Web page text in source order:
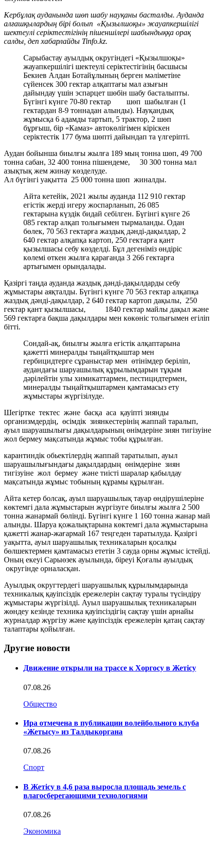
Кербұлақ ауданында шөп шабу науқаны басталды. Ауданда
алғашқылардың бірі болып «Қызылшоқы» жауапкершілігі
шектеулі серіктестігінің пішеншілері шабындыққа орақ
салды, деп хабарлайды Tinfo.kz.
Сарыбастау ауылдық округіндегі «Қызылшоқы»
жауапкершілігі шектеулі серіктестігінің басшысы
Бекиев Алдан Ботайұлының берген мәліметіне
сүйенсек 300 гектар алқаптағы мал азығын
дайындау үшін эспарцет шөбін шабу басталыпты.
Бүгінгі күнге 70-80 гектар шөп шабылған (1
гектардан 8-9 тоннадан алынды). Науқандық
жұмысқа 6 адамды тартып, 5 трактор, 2 шөп
бұрғыш, бір «Камаз» автокөлігімен кіріскен
серіктестік 177 бума шөпті дайындап та үлгеріпті.
Аудан бойынша биылғы жылға 189 мың тонна шөп, 49 700
тонна сабан, 32 400 тонна пішендеме, 30 300 тонна мал
азықтық жем жинау көзделуде.
Ал бүгінгі уақытта 25 000 тонна шөп жиналды.
Айта кетейік, 2021 жылы ауданда 112 910 гектар
егістік жерді игеру жоспарланып, 26 085
гектарына күздік бидай себілген. Бүгінгі күнге 26
085 гектар алқап толығымен тырмаланды. Одан
бөлек, 70 563 гектарға жаздық дәнді-дақылдар, 2
640 гектар алқапқа картоп, 250 гектарға қант
қызылшасы себу көзделді. Бұл дегеніміз өндіріс
көлемі өткен жылға қарағанда 3 266 гектарға
артығымен орындалады.
Қазіргі таңда ауданда жаздық дәнді-дақылдарды себу
жұмыстары аяқталды. Бүгінгі күнге 70 563 гектар алқапқа
жаздық дәнді-дақылдар, 2 640 гектар картоп дақылы, 250
гектар қант қызылшасы, 1840 гектар майлы дақыл және
569 гектарға бақша дақылдары мен көкөніс толығымен егіліп
бітті.
Сондай-ақ, биылғы жылға егістік алқаптарына
қажетті минералды тыңайтқыштар мен
гербицидтерге сұраныстар мен өтінімдер беріліп,
аудандағы шаруашылық құрылымдарын тұқым
дәрілейтін улы химикаттармен, пестицидтермен,
минералды тыңайтқыштармен қамтамасыз ету
жұмыстары жүргізілуде.
Шегіртке тектес және басқа аса қауіпті зиянды
организмдердің, өсімдік зиянкестерінің жаппай таралып,
ауыл шаруашылығы дақылдарының өнімдеріне зиян тигізуіне
жол бермеу мақсатында жұмыс тобы құрылған.
карантиндік обьектілердің жаппай таратылып, ауыл
шаруашылығындағы дақылдардың өнімдеріне зиян
тигізуіне жол бермеу және тиісті шаралар қабылдау
мақсатында жұмыс тобының құрамы құрылған.
Айта кетер болсақ, ауыл шаруашылық тауар өндірушілеріне
көктемгі дала жұмыстарын жүргізуге биылғы жылға 2 500
тонна жанармай бөлінді. Бүгінгі күнге 1 160 тонна жанар май
алынды. Шаруа қожалықтарына көктемгі дала жұмыстарына
қажетті жанар-жағармай 167 теңгеден таратылуда. Қазіргі
уақытта, ауыл шаруашылық техникаларын қосалқы
бөлшектермен қамтамасыз ететін 3 сауда орны жұмыс істейді.
Оның екеуі Сарыөзек ауылында, біреуі Қоғалы ауылдық
округінде орналасқан.
Ауылдық округтердегі шаруашылық құрылымдарында
техникалық қауіпсіздік ережелерін сақтау туралы түсіндіру
жұмыстары жүргізілді. Ауыл шаруашылық техникаларын
жөндеу кезінде техника қауіпсіздігің сақтау үшін арнайы
журналдар жүргізу және қауіпсіздік ережелерін қатаң сақтау
талаптары қойылған.
Другие новости
Движение открыли на трассе к Хоргосу в Жетісу
07.08.26
Общество
Ира отмечена в публикации волейбольного клуба
«Жетысу» из Талдыкоргана
07.08.26
Спорт
В Жетісу в 4,6 раза выросла площадь земель с
влагосберегающими технологиями
07.08.26
Экономика